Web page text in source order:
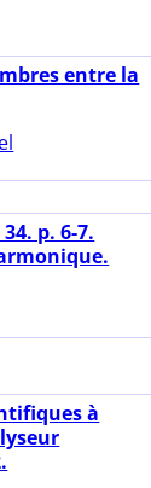
entre la
p. 6-7.
à